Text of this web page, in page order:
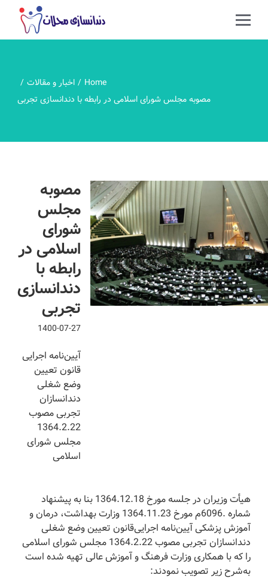
Home
اخبار و مقالات
مصوبه مجلس شورای اسلامی در رابطه با دندانسازی تجربی
مصوبه
مجلس
شورای
اسلامی در
رابطه با
دندانسازی
تجربی
1400-07-27
آیین‌نامه اجرایی
قانون تعیین
وضع شغلی
دندانسازان
تجربی مصوب
1364.2.22
مجلس شورای
اسلامی
‌هیأت وزیران در جلسه مورخ 1364.12.18 بنا به پیشنهاد
شماره .6096م مورخ 1364.11.23 وزارت بهداشت، درمان و
آموزش پزشکی آیین‌نامه اجرایی‌قانون تعیین وضع شغلی
دندانسازان تجربی مصوب 1364.2.22 مجلس شورای اسلامی
را که با همکاری وزارت فرهنگ و آموزش عالی تهیه شده است
به‌شرح زیر تصویب نمودند: